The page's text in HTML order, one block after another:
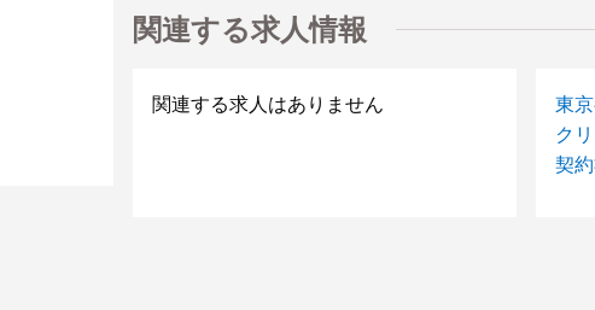
★急募/健保システム(現金給付)PL補佐作業
スマホアプリディレクター募集!:情報サービス企業
TVリサーチ企業システム開発案件
関連する求人情報
関連する求人はありません
東
ク
契